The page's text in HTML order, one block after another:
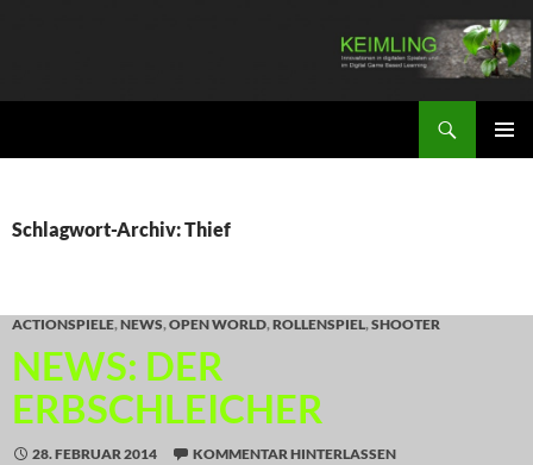
Schlagwort-Archiv: Thief
ACTIONSPIELE,NEWS,OPEN WORLD,ROLLENSPIEL,SHOOTER
NEWS: DER
ERBSCHLEICHER
28. FEBRUAR 2014 KOMMENTAR HINTERLASSEN